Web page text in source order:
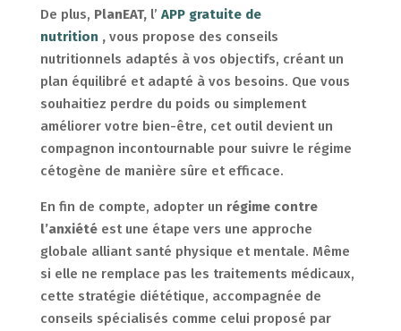
De plus, PlanEAT,l’ APP gratuite de
nutrition ,vous propose des conseils
nutritionnels adaptés à vos objectifs, créant un
plan équilibré et adapté à vos besoins. Que vous
souhaitiez perdre du poids ou simplement
améliorer votre bien-être, cet outil devient un
compagnon incontournable pour suivre le régime
cétogène de manière sûre et efficace.
En fin de compte, adopter un régime contre
l’anxiétéest une étape vers une approche
globale alliant santé physique et mentale. Même
si elle ne remplace pas les traitements médicaux,
cette stratégie diététique, accompagnée de
conseils spécialisés comme celui proposé par